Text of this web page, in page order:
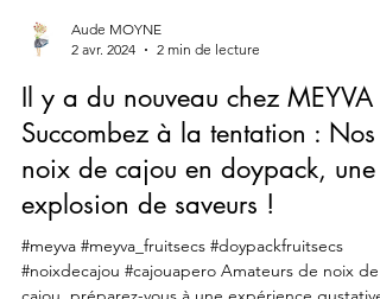
Aude MOYNE
2 avr. 2024
2 min de lecture
Il y a du nouveau chez MEYVA !
Succombez à la tentation : Nos
noix de cajou en doypack, une
explosion de saveurs !